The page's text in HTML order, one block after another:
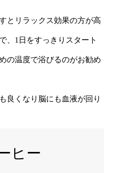
とリラックス効果の方が高
、1日をすっきりスタート
の温度で浴びるのがお勧め
良くなり脳にも血液が回り
ヒー